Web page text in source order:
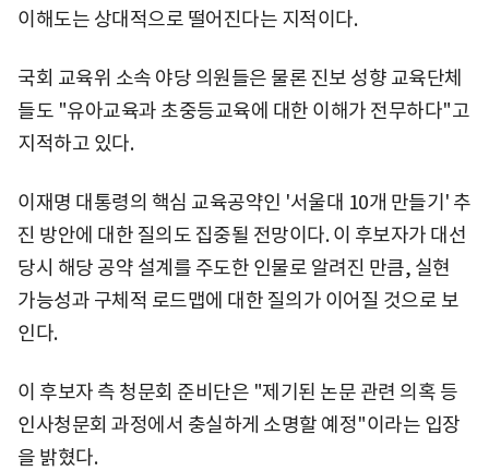
이해도는 상대적으로 떨어진다는 지적이다.
국회 교육위 소속 야당 의원들은 물론 진보 성향 교육단체
들도 "유아교육과 초중등교육에 대한 이해가 전무하다"고
지적하고 있다.
이재명 대통령의 핵심 교육공약인 '서울대 10개 만들기' 추
진 방안에 대한 질의도 집중될 전망이다. 이 후보자가 대선
당시 해당 공약 설계를 주도한 인물로 알려진 만큼, 실현
가능성과 구체적 로드맵에 대한 질의가 이어질 것으로 보
인다.
이 후보자 측 청문회 준비단은 "제기된 논문 관련 의혹 등
인사청문회 과정에서 충실하게 소명할 예정"이라는 입장
을 밝혔다.